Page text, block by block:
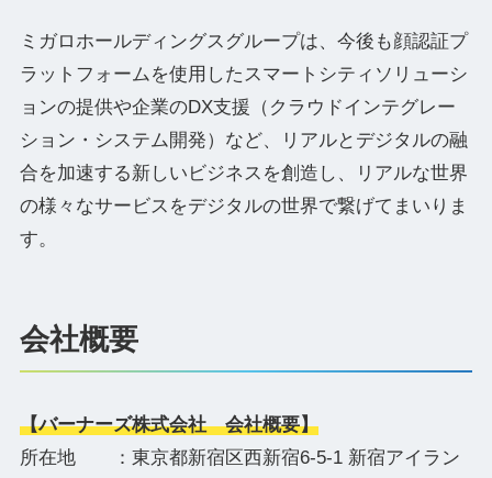
ミガロホールディングスグループは、今後も顔認証プ
ラットフォームを使用したスマートシティソリューシ
ョンの提供や企業のDX支援（クラウドインテグレー
ション・システム開発）など、リアルとデジタルの融
合を加速する新しいビジネスを創造し、リアルな世界
の様々なサービスをデジタルの世界で繋げてまいりま
す。
会社概要
【バーナーズ株式会社 会社概要】
所在地 ：東京都新宿区西新宿6-5-1 新宿アイラン